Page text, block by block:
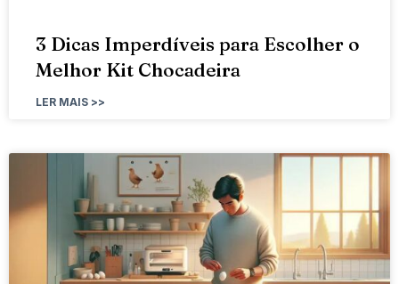
3 Dicas Imperdíveis para Escolher o
Melhor Kit Chocadeira
LER MAIS >>